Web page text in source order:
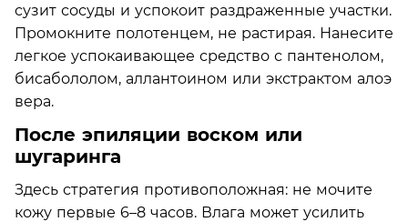
сузит сосуды и успокоит раздраженные участки.
Промокните полотенцем, не растирая. Нанесите
легкое успокаивающее средство с пантенолом,
бисабололом, аллантоином или экстрактом алоэ
вера.
После эпиляции воском или
шугаринга
Здесь стратегия противоположная: не мочите
кожу первые 6–8 часов. Влага может усилить